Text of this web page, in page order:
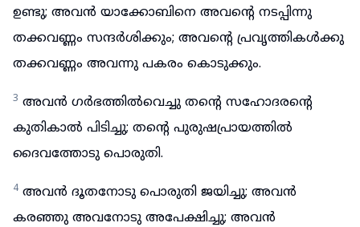
ഉണ്ടു; അവൻ യാക്കോബിനെ അവന്റെ നടപ്പിന്നു
തക്കവണ്ണം സന്ദർശിക്കും; അവന്റെ പ്രവൃത്തികൾക്കു
തക്കവണ്ണം അവന്നു പകരം കൊടുക്കും.
3 അവൻ ഗർഭത്തിൽവെച്ചു തന്റെ സഹോദരന്റെ
കുതികാൽ പിടിച്ചു; തന്റെ പുരുഷപ്രായത്തിൽ
ദൈവത്തോടു പൊരുതി.
4 അവൻ ദൂതനോടു പൊരുതി ജയിച്ചു; അവൻ
കരഞ്ഞു അവനോടു അപേക്ഷിച്ചു; അവൻ